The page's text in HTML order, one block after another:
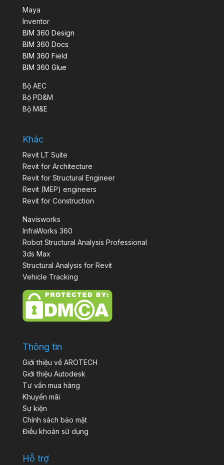
Maya
Inventor
BIM 360 Design
BIM 360 Docs
BIM 360 Field
BIM 360 Glue
Bộ AEC
Bộ PD&M
Bộ M&E
Khác
Revit LT Suite
Revit for Architecture
Revit for Structural Engineer
Revit (MEP) engineers
Revit for Construction
Navisworks
InfraWorks 360
Robot Structural Analysis Professional
3ds Max
Structural Analysis for Revit
Vehicle Tracking
Thông tin
Giới thiệu về AROTECH
Giới thiệu Autodesk
Tư vấn mua hàng
Khuyến mãi
Sự kiện
Chính sách bảo mật
Điều khoản sử dụng
Hỗ trợ